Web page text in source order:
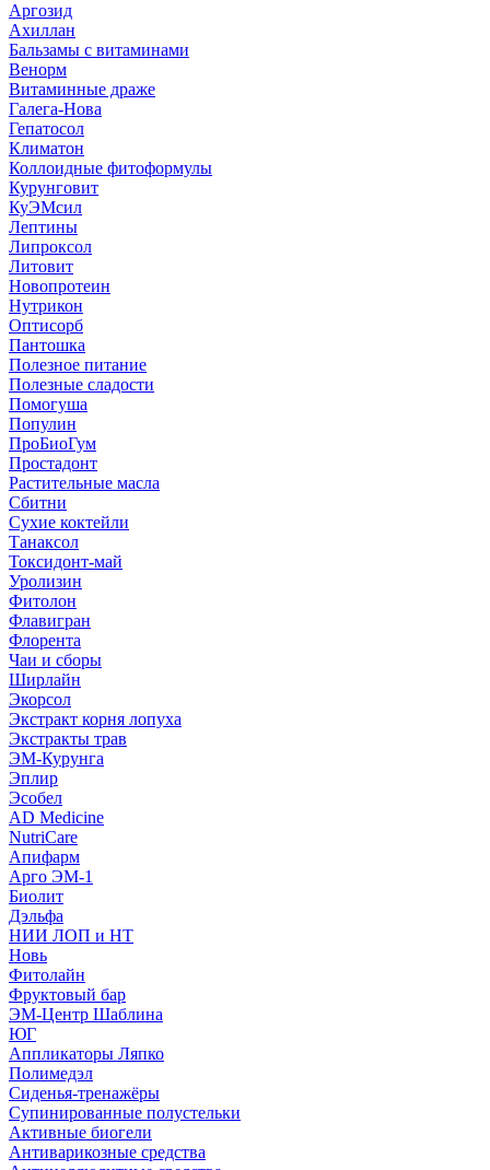
Аргозид
Ахиллан
Бальзамы с витаминами
Венорм
Витаминные драже
Галега-Нова
Гепатосол
Климатон
Коллоидные фитоформулы
Курунговит
КуЭМсил
Лептины
Липроксол
Литовит
Новопротеин
Нутрикон
Оптисорб
Пантошка
Полезное питание
Полезные сладости
Помогуша
Популин
ПроБиоГум
Простадонт
Растительные масла
Сбитни
Сухие коктейли
Танаксол
Токсидонт-май
Уролизин
Фитолон
Флавигран
Флорента
Чаи и сборы
Ширлайн
Экорсол
Экстракт корня лопуха
Экстракты трав
ЭМ-Курунга
Эплир
Эсобел
AD Medicine
NutriCare
Апифарм
Арго ЭМ-1
Биолит
Дэльфа
НИИ ЛОП и НТ
Новь
Фитолайн
Фруктовый бар
ЭМ-Центр Шаблина
ЮГ
Аппликаторы Ляпко
Полимедэл
Сиденья-тренажёры
Супинированные полустельки
Активные биогели
Антиварикозные средства